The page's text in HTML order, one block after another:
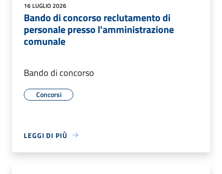
16 LUGLIO 2026
Bando di concorso reclutamento di
personale presso l'amministrazione
comunale
Bando di concorso
Concorsi
LEGGI DI PIÙ